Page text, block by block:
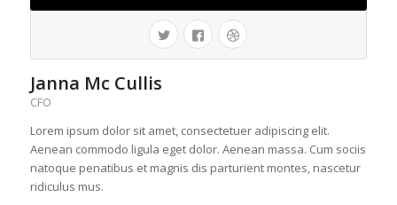
Janna Mc Cullis
CFO
Lorem ipsum dolor sit amet, consectetuer adipiscing elit.
Aenean commodo ligula eget dolor. Aenean massa. Cum sociis
natoque penatibus et magnis dis parturient montes, nascetur
ridiculus mus.